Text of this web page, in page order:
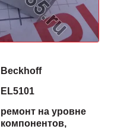
Beckhoff
EL5101
ремонт на уровне
компонентов,